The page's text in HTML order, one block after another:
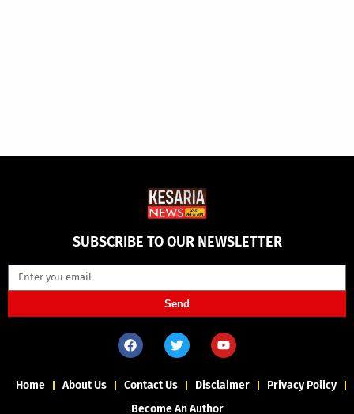
SUBSCRIBE TO OUR NEWSLETTER
Send
Home About Us Contact Us Disclaimer
Privacy Policy
Become An Author